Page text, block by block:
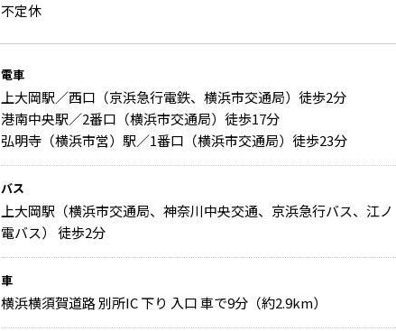
不定休
電車
上大岡駅／西口（京浜急行電鉄、横浜市交通局）徒歩2分
港南中央駅／2番口（横浜市交通局）徒歩17分
弘明寺（横浜市営）駅／1番口（横浜市交通局）徒歩23分
バス
上大岡駅（横浜市交通局、神奈川中央交通、京浜急行バス、江ノ
電バス） 徒歩2分
車
横浜横須賀道路 別所IC 下り 入口 車で9分（約2.9km）